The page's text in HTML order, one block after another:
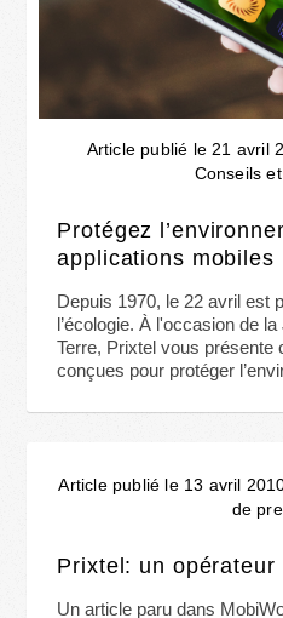
Article publié le 21 avril
Conseils
Protégez
applications mobiles
Depuis 1970, le 22 avril est
l’écologie. À l'occasion de
Terre, Prixtel vous présente
conçues pour protéger
Article publié le 13 avril
de
Prixtel: un opérateur
Un article paru dans